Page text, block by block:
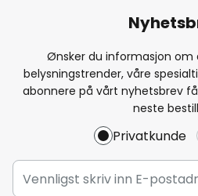
Ønsker du informasjon om
belysningstrender, våre
abonnere på vårt nyhetsbrev
neste
Privatkunde